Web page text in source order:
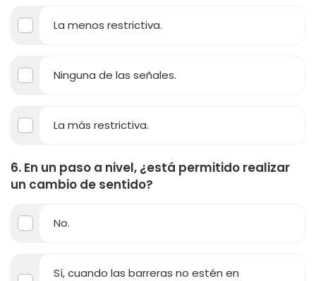
La menos restrictiva.
Ninguna de las señales.
La más restrictiva.
6. En un paso a nivel, ¿está permitido realizar
un cambio de sentido?
No.
Sí, cuando las barreras no estén en